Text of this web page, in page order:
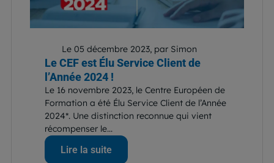
Le 05 décembre 2023, par Simon
Le CEF est Élu Service Client de
l’Année 2024 !
Le 16 novembre 2023, le Centre Européen de
Formation a été Élu Service Client de l’Année
2024*. Une distinction reconnue qui vient
récompenser le...
Lire la suite